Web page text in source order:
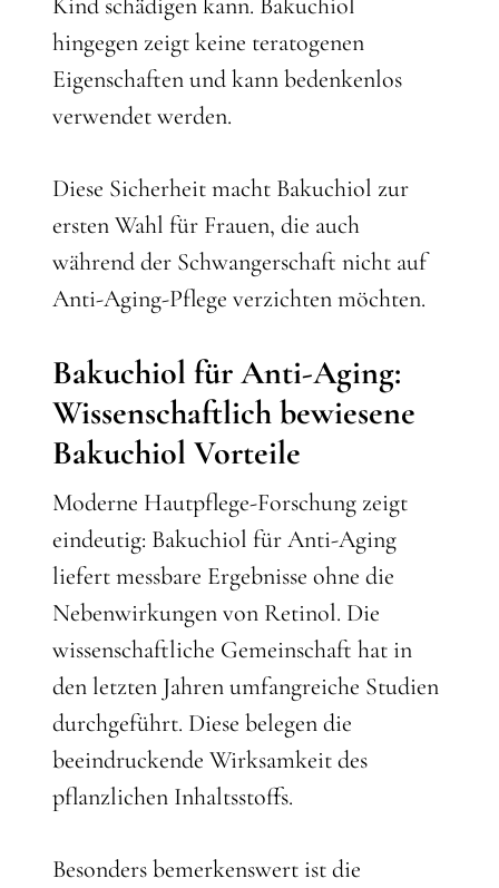
hingegen zeigt keine teratogenen
Eigenschaften und kann bedenkenlos
verwendet werden.
Diese Sicherheit macht Bakuchiol zur
ersten Wahl für Frauen, die auch
während der Schwangerschaft nicht auf
Anti-Aging-Pflege verzichten möchten.
Bakuchiol für Anti-Aging:
Wissenschaftlich bewiesene
Bakuchiol Vorteile
Moderne Hautpflege-Forschung zeigt
eindeutig: Bakuchiol für Anti-Aging
liefert messbare Ergebnisse ohne die
Nebenwirkungen von Retinol. Die
wissenschaftliche Gemeinschaft hat in
den letzten Jahren umfangreiche Studien
durchgeführt. Diese belegen die
beeindruckende Wirksamkeit des
pflanzlichen Inhaltsstoffs.
Besonders bemerkenswert ist die